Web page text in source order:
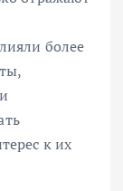
более
к их